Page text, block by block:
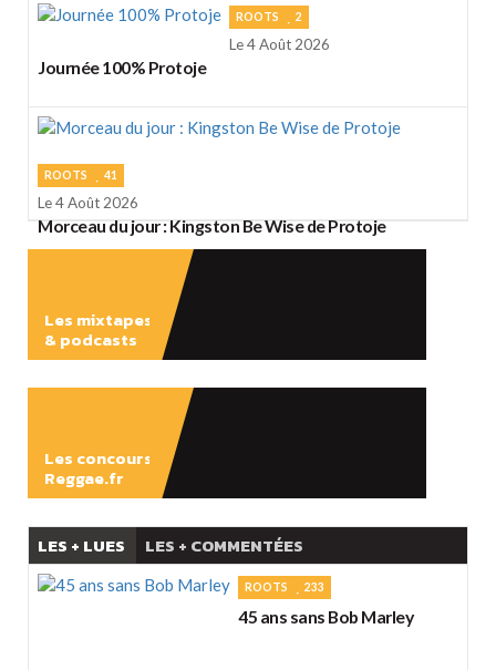
ROOTS 2
Le 4 Août 2026
Journée 100% Protoje
ROOTS 41
Le 4 Août 2026
Morceau du jour : Kingston Be Wise de Protoje
Les mixtapes
& podcasts
Les concours
Reggae.fr
LES + LUES LES + COMMENTÉES
ROOTS 233
45 ans sans Bob Marley